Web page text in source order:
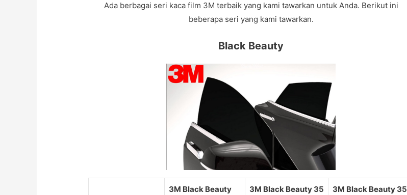
Ada berbagai seri kaca film 3M terbaik yang kami tawarkan untuk Anda. Berikut ini
beberapa seri yang kami tawarkan.
Black Beauty
3M Black Beauty 3M Black Beauty 35 3M Black Beauty 35